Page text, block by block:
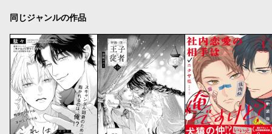
同じジャンルの作品